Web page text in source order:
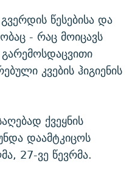
წესებისა და
- რაც მოიცავს
კვების ჰიგიენის
ქვეყნის
დაამტკიცოს
27-ვე წევრმა.